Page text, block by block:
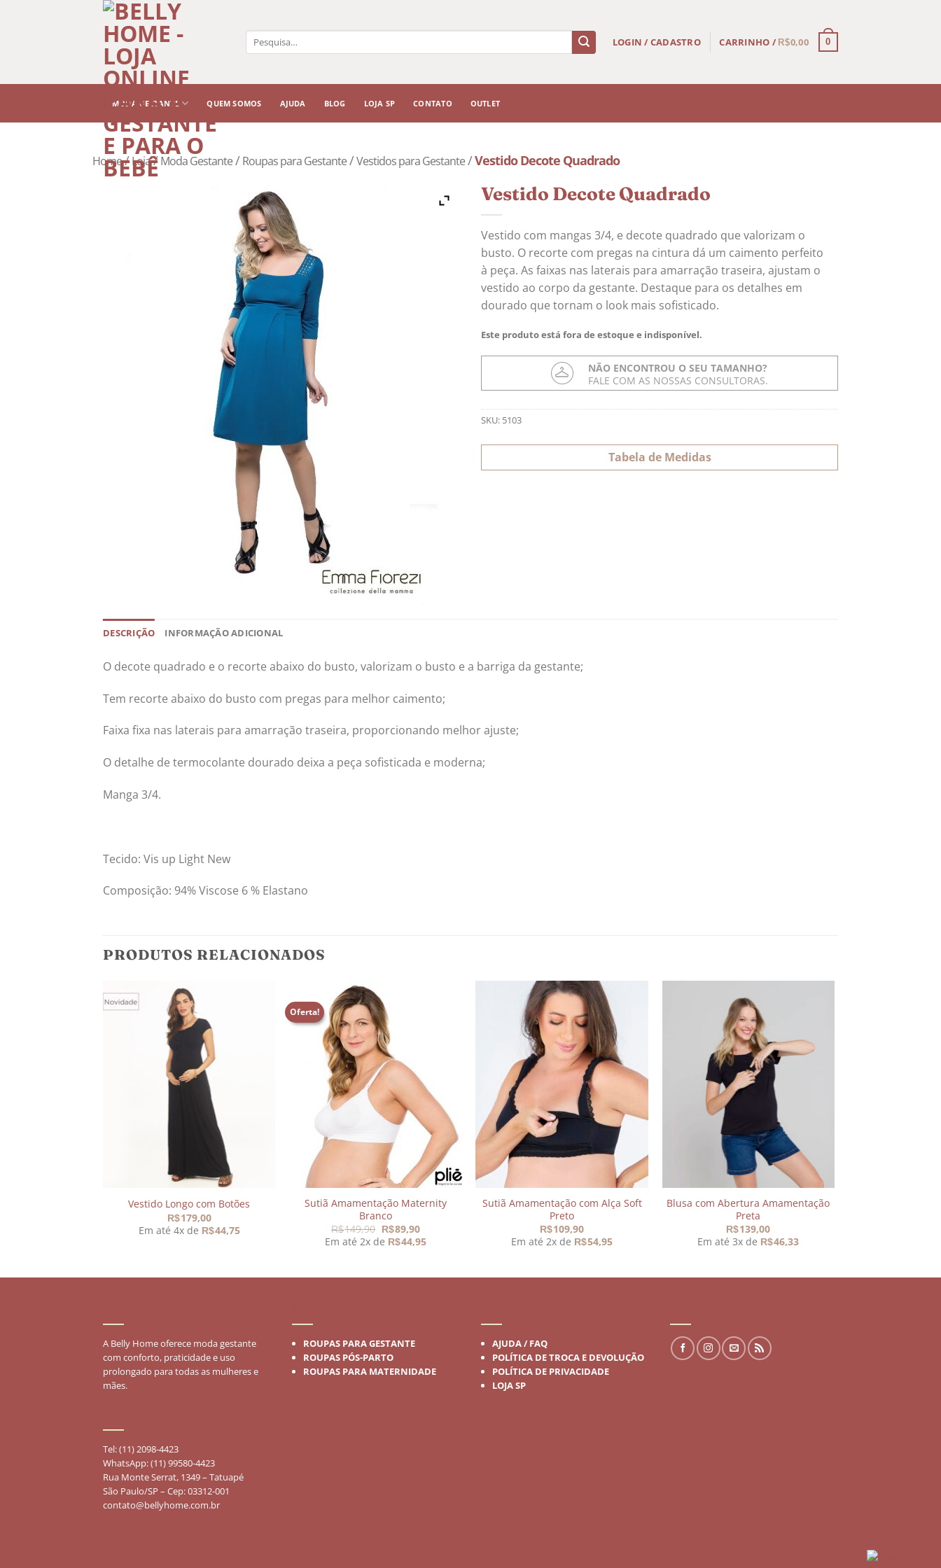
Pesquisar
LOGIN / CADASTRO CARRINHO / R$0,00 0
MODA GESTANTE QUEM SOMOS AJUDA BLOG LOJA SP CONTATO OUTLET
Home/Loja/Moda Gestante/Roupas para Gestante/Vestidos para Gestante/Vestido Decote Quadrado
Vestido Decote Quadrado
Vestido com mangas 3/4, e decote quadrado que valorizam o
busto. O recorte com pregas na cintura dá um caimento perfeito
à peça. As faixas nas laterais para amarração traseira, ajustam o
vestido ao corpo da gestante. Destaque para os detalhes em
dourado que tornam o look mais sofisticado.
Este produto está fora de estoque e indisponível.
NÃO ENCONTROU O SEU TAMANHO?
FALE COM AS NOSSAS CONSULTORAS.
SKU: 5103
Tabela de Medidas
DESCRIÇÃO INFORMAÇÃO ADICIONAL
O decote quadrado e o recorte abaixo do busto, valorizam o busto e a barriga da gestante;
Tem recorte abaixo do busto com pregas para melhor caimento;
Faixa fixa nas laterais para amarração traseira, proporcionando melhor ajuste;
O detalhe de termocolante dourado deixa a peça sofisticada e moderna;
Manga 3/4.
Tecido: Vis up Light New
Composição: 94% Viscose 6 % Elastano
PRODUTOS RELACIONADOS
Vestido Longo com Botões
R$179,00
Em até 4x de R$44,75
Oferta!
Sutiã Amamentação Maternity
Branco
R$149,90 O
preço
original
R$89,90O
preço
atual
Em até 2x de R$44,95
Adicionar
aos
meus
desejos
Sutiã Amamentação com Alça Soft
Preto
R$109,90
Em até 2x de R$54,95
Adicionar
aos
Blusa com Abertura Amamentação
Preta
R$139,00
Em até 3x de R$46,33
A Belly Home oferece moda gestante
com conforto, praticidade e uso
prolongado para todas as mulheres e
mães.
ROUPAS PARA GESTANTE
ROUPAS PÓS-PARTO
ROUPAS PARA MATERNIDADE
AJUDA / FAQ
POLÍTICA DE TROCA E DEVOLUÇÃO
POLÍTICA DE PRIVACIDADE
LOJA SP
Tel: (11) 2098-4423
WhatsApp: (11) 99580-4423
Rua Monte Serrat, 1349 – Tatuapé
São Paulo/SP – Cep: 03312-001
contato@bellyhome.com.br